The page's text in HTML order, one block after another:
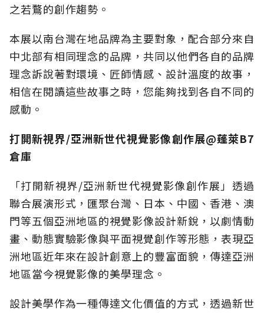
之若鶩的創作趨勢。
本展以南台灣在地品牌為主要對象，配合部分來自
中北部有相同理念的品牌，共同以他們各自的品牌
理念訴說著對環境、匠師情感、設計溫度的故事，
相信在閱讀這些故事之時，您能夠找到各自不同的
感動。
打開新視界/亞洲新世代視覺影像創作展@蓬萊B7
倉庫
「打開新視界/亞洲新世代視覺影像創作展」透過
聯合展演形式，匯聚台灣、日本、中國、香港、澳
門等五個亞洲地區的視覺影像設計新銳，以劇情動
畫、動態實驗影像與平面視覺創作等形態，表現亞
洲地區近年來在設計創意上的豐富面貌，傳達亞洲
地區當今視覺影像的美學理念。
設計美學作為一種傳達文化價值的方式，透過新世